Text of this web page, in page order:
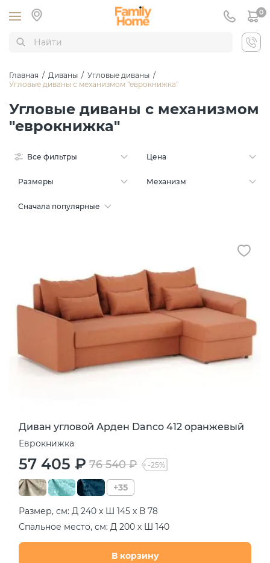
0
Главная / Диваны / Угловые диваны /
Угловые диваны с механизмом "еврокнижка"
Угловые диваны с механизмом
"еврокнижка"
Все фильтры Цена
Размеры Механизм
Сначала популярные
Диван угловой Арден Danco 412 оранжевый
Еврокнижка
57 405 ₽ 76 540 ₽ -25%
+35
Размер, см: Д 240 х Ш 145 х В 78
Спальное место, см: Д 200 х Ш 140
В корзину